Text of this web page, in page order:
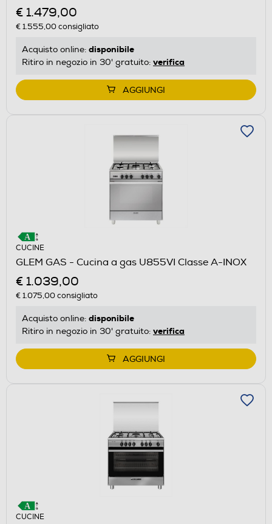
€ 1.479,00
€ 1.555,00consigliato
Acquisto online: disponibile
Ritiro in negozio in 30' gratuito: verifica
AGGIUNGI
CUCINE
GLEM GAS - Cucina a gas U855VI Classe A-INOX
€ 1.039,00
€ 1.075,00consigliato
Acquisto online: disponibile
Ritiro in negozio in 30' gratuito: verifica
AGGIUNGI
CUCINE